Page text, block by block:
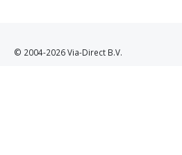
© 2004-2026 Via-Direct B.V.